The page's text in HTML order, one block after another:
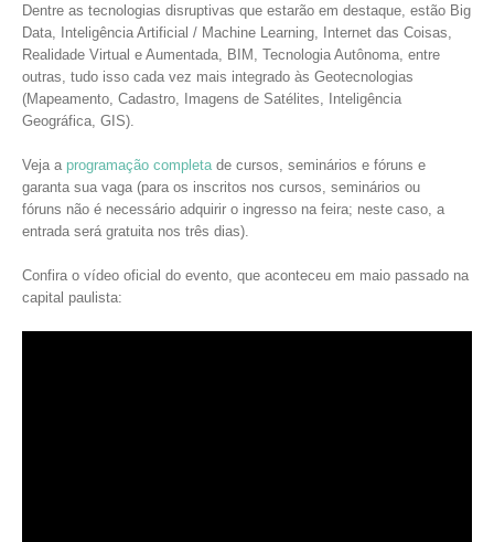
Dentre as tecnologias disruptivas que estarão em destaque, estão Big
Data, Inteligência Artificial / Machine Learning, Internet das Coisas,
Realidade Virtual e Aumentada, BIM, Tecnologia Autônoma, entre
outras, tudo isso cada vez mais integrado às Geotecnologias
(Mapeamento, Cadastro, Imagens de Satélites, Inteligência
Geográfica, GIS).
Veja a programação completade cursos, seminários e fóruns e
garanta sua vaga (para os inscritos nos cursos, seminários ou
fóruns não é necessário adquirir o ingresso na feira; neste caso, a
entrada será gratuita nos três dias).
Confira o vídeo oficial do evento, que aconteceu em maio passado na
capital paulista: